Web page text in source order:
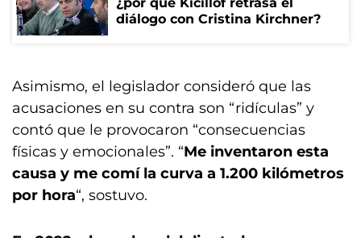
diálogo con Cristina Kirchner?
Asimismo, el legislador consideró que las
acusaciones en su contra son “ridículas” y
contó que le provocaron “consecuencias
físicas y emocionales”. “Me inventaron esta
causa y me comí la curva a 1.200 kilómetros
por hora“, sostuvo.